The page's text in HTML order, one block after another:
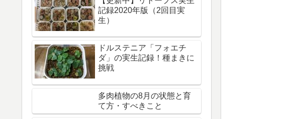
記録2020年版（2回目実
生）
ドルステニア「フォエチ
ダ」の実生記録！種まきに
挑戦
多肉植物の8月の状態と育
て方・すべきこと